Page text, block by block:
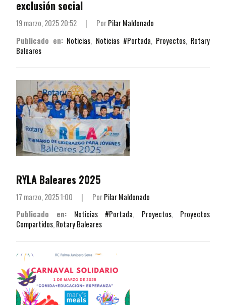
exclusión social
19 marzo, 2025 20:52 | PorPilar Maldonado
Publicado en: Noticias, Noticias #Portada, Proyectos, Rotary
Baleares
RYLA Baleares 2025
17 marzo, 2025 1:00 | PorPilar Maldonado
Publicado en:
Noticias #Portada, Proyectos, Proyectos
Compartidos, Rotary Baleares